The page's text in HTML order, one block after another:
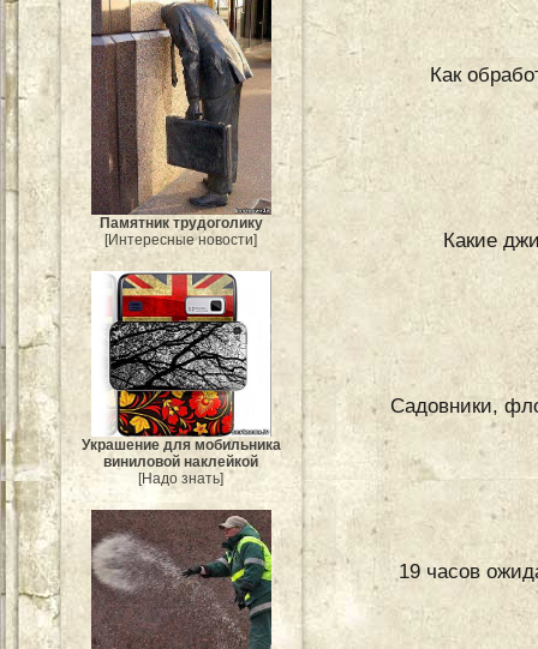
Памятник трудоголику
[Интересные новости]
Украшение для мобильника
виниловой наклейкой
[Надо знать]
Как
Какие
Садовники,
19 часов